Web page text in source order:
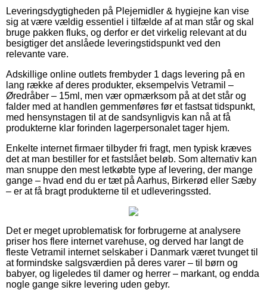
Leveringsdygtigheden på Plejemidler & hygiejne kan vise
sig at være vældig essentiel i tilfælde af at man står og skal
bruge pakken fluks, og derfor er det virkelig relevant at du
besigtiger det anslåede leveringstidspunkt ved den
relevante vare.
Adskillige online outlets frembyder 1 dags levering på en
lang række af deres produkter, eksempelvis Vetramil –
Øredråber – 15ml, men vær opmærksom på at det står og
falder med at handlen gemmenføres før et fastsat tidspunkt,
med hensynstagen til at de sandsynligvis kan nå at få
produkterne klar forinden lagerpersonalet tager hjem.
Enkelte internet firmaer tilbyder fri fragt, men typisk kræves
det at man bestiller for et fastslået beløb. Som alternativ kan
man snuppe den mest letkøbte type af levering, der mange
gange – hvad end du er tæt på Aarhus, Birkerød eller Sæby
– er at få bragt produkterne til et udleveringssted.
Det er meget uproblematisk for forbrugerne at analysere
priser hos flere internet varehuse, og derved har langt de
fleste Vetramil internet selskaber i Danmark været tvunget til
at formindske salgsværdien på deres varer – til børn og
babyer, og ligeledes til damer og herrer – markant, og endda
nogle gange sikre levering uden gebyr.